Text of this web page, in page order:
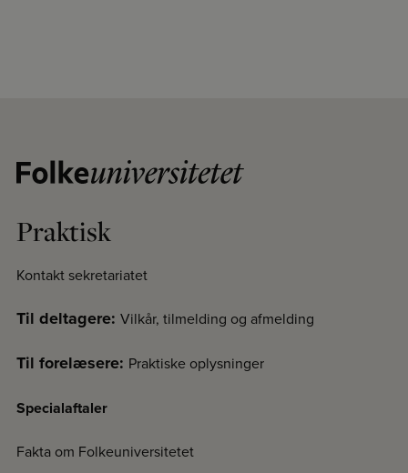
Praktisk
Kontakt sekretariatet
Til deltagere: Vilkår, tilmelding og afmelding
Til forelæsere: Praktiske oplysninger
Specialaftaler
Fakta om Folkeuniversitetet